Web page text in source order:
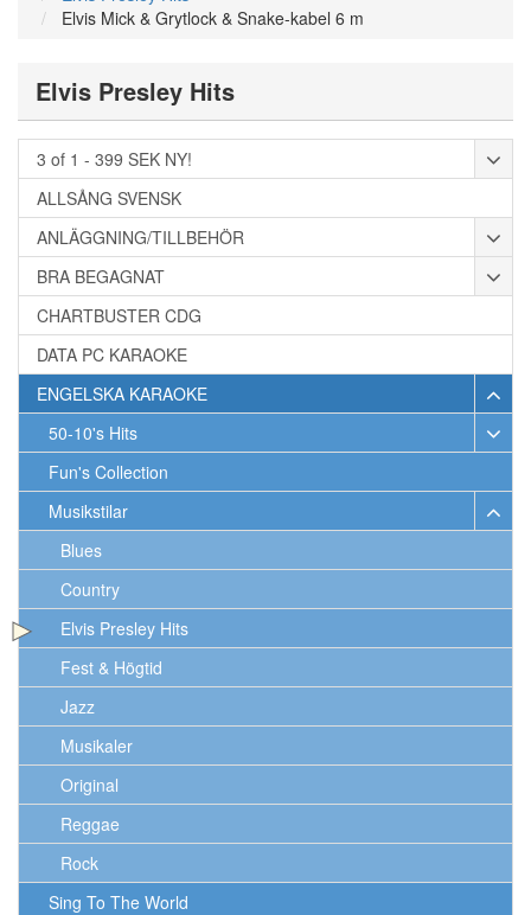
Elvis Mick & Grytlock & Snake-kabel 6 m
Elvis Presley Hits
3 of 1 - 399 SEK NY!
ALLSÅNG SVENSK
ANLÄGGNING/TILLBEHÖR
BRA BEGAGNAT
CHARTBUSTER CDG
DATA PC KARAOKE
ENGELSKA KARAOKE
50-10's Hits
Fun's Collection
Musikstilar
Blues
Country
Elvis Presley Hits
Fest & Högtid
Jazz
Musikaler
Original
Reggae
Rock
Sing To The World